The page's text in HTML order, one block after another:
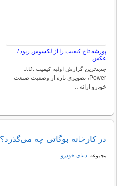
پورشه تاج کیفیت را از لکسوس ربود /
عکس
جدیدترین گزارش اولیه کیفیت J.D.
Power، تصویری تازه از وضعیت صنعت
خودرو ارائه…
در کارخانه بوگاتی چه می‌گذرد؟
مجموعه:دنیای خودرو